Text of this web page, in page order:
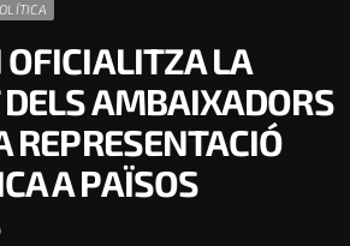
OFICIALITZA LA
AMBAIXADORS
REPRESENTACIÓ
A PAÏSOS